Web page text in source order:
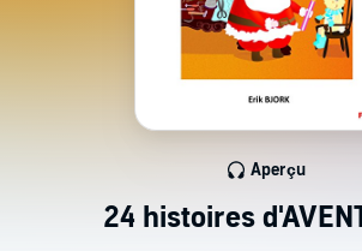
24 histoires
Aperçu